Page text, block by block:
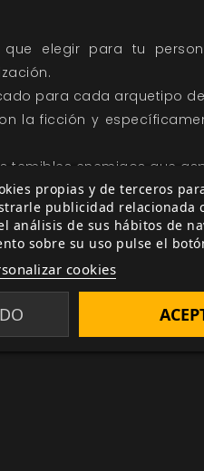
elegir para tu
para cada arquetipo
la ficción y
temibles enemigos que
pulso, la energía que
apocalipsis a merced
de Evolution Pulse desde
adultos. Esta
propias y de terceros
publicidad relacionada
análisis de sus hábitos de
sobre su uso pulse el
cookies